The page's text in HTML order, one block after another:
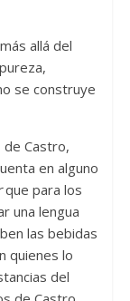
allá del
se construye
de Castro,
en alguno
que para los
una lengua
las bebidas
quienes lo
del